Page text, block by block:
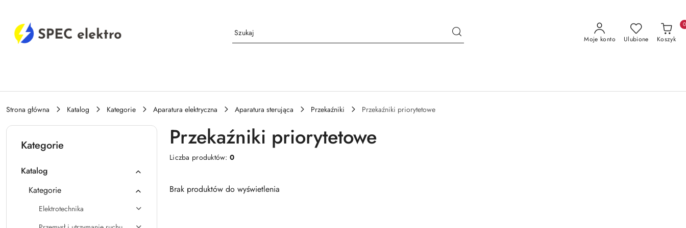
Moje konto Ulubione Koszyk
0
Strona główna Katalog Kategorie Aparatura elektryczna Aparatura sterująca Przekaźniki Przekaźniki priorytetowe
Kategorie
Katalog
Kategorie
Elektrotechnika
Przekaźniki priorytetowe
Liczba produktów:0
Brak produktów do wyświetlenia